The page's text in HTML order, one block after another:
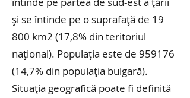
și se întinde pe o suprafață de 19
800 km2 (17,8% din teritoriul
național). Populația este de 959176
(14,7% din populația bulgară).
Situația geografică poate fi definită